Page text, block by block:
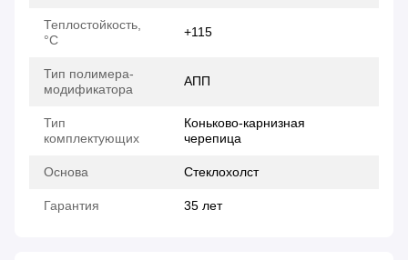
Теплостойкость,
°C
+115
Тип полимера-
модификатора
АПП
Тип
комплектующих
Коньково-карнизная
черепица
Основа Стеклохолст
Гарантия 35 лет